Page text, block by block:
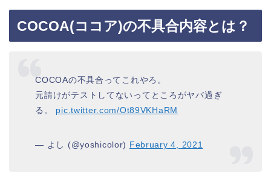
COCOA(ココア)の不具合内容とは？
COCOAの不具合ってこれやろ。
元請けがテストしてないってところがヤバ過ぎ
る。 pic.twitter.com/Ot89VKHaRM
— よし (@yoshicolor) February 4, 2021